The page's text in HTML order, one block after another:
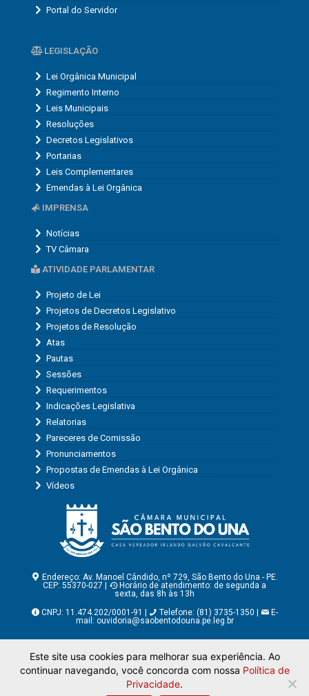
Portal do Servidor
LEGISLAÇÃO
Lei Orgânica Municipal
Regimento Interno
Leis Municipais
Resoluções
Decretos Legislativos
Portarias
Leis Complementares
Emendas à Lei Orgânica
IMPRENSA
Notícias
TV Câmara
ATIVIDADE PARLAMENTAR
Projeto de Lei
Projetos de Decretos Legislativo
Projetos de Resolução
Atas
Pautas
Sessões
Requerimentos
Indicações Legislativa
Relatorias
Pareceres de Comissão
Pronunciamentos
Propostas de Emendas à Lei Orgânica
Vídeos
Endereço: Av. Manoel Cândido, nº 729, São Bento do Una - PE.
CEP: 55370-027 |
Horário de atendimento: de segunda a
sexta, das 8h às 13h
CNPJ: 11.474.202/0001-91 |
Telefone: (81) 3735-1350 |
E-
mail: ouvidoria@saobentodouna.pe.leg.br
de São Bento do Una - PE
Página desenvolvida pela agência de publicidadeLumusWeb -
Agência Digital
Este site usa cookies para melhorar sua experiência. Ao
continuar navegando, você concorda com nossa Política de
Privacidade.